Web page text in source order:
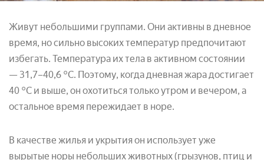
Живут небольшими группами. Они активны в дневное
время, но сильно высоких температур предпочитают
избегать. Температура их тела в активном состоянии
— 31,7–40,6 °С. Поэтому, когда дневная жара достигает
40 °С и выше, он охотиться только утром и вечером, а
остальное время пережидает в норе.
В качестве жилья и укрытия он использует уже
вырытые норы небольших животных (грызунов, птиц и